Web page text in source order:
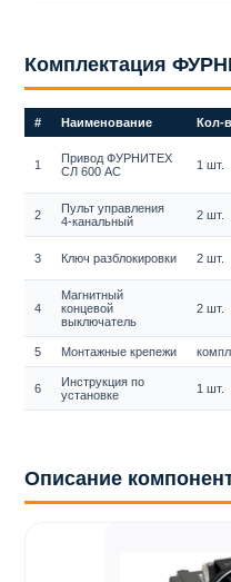
Комплектация
# Наименование Кол-
1
Привод ФУРНИТЕХ
СЛ 600 AC
1 шт.
2
Пульт управления
4-канальный
2 шт.
3 Ключ разблокировки 2 шт.
4
Магнитный
концевой
выключатель
2 шт.
5 Монтажные крепежи
6
Инструкция по
установке
1 шт.
Описание